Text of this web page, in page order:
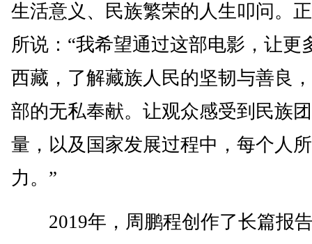
生活意义、民族繁荣的人生叩问。
所说：“我希望通过这部电影，让更
西藏，了解藏族人民的坚韧与善良
部的无私奉献。让观众感受到民族
量，以及国家发展过程中，每个人
力。”
2019年，周鹏程创作了长篇报